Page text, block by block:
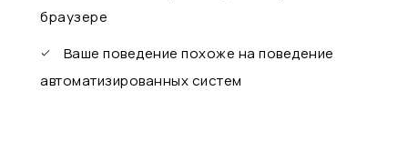
браузере
Ваше поведение похоже на поведение
автоматизированных систем